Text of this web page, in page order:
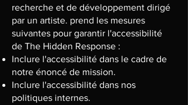
recherche et de développement dirigé
par un artiste. prend les mesures
suivantes pour garantir l'accessibilité
de The Hidden Response :
Inclure l'accessibilité dans le cadre de
notre énoncé de mission.
Inclure l'accessibilité dans nos
politiques internes.